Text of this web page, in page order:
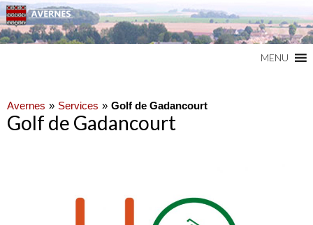
MENU
Avernes Services Golf de Gadancourt
Golf de Gadancourt